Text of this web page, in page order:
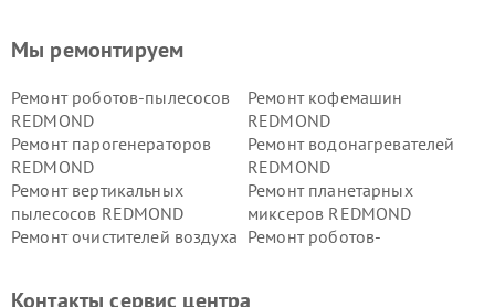
Мы ремонтируем
Ремонт роботов-пылесосов
REDMOND
Ремонт кофемашин
REDMOND
Ремонт парогенераторов
REDMOND
Ремонт водонагревателей
REDMOND
Ремонт вертикальных
пылесосов REDMOND
Ремонт планетарных
миксеров REDMOND
Ремонт очистителей воздуха Ремонт роботов-
Контакты сервис центра